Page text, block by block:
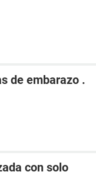
de embarazo .
con solo